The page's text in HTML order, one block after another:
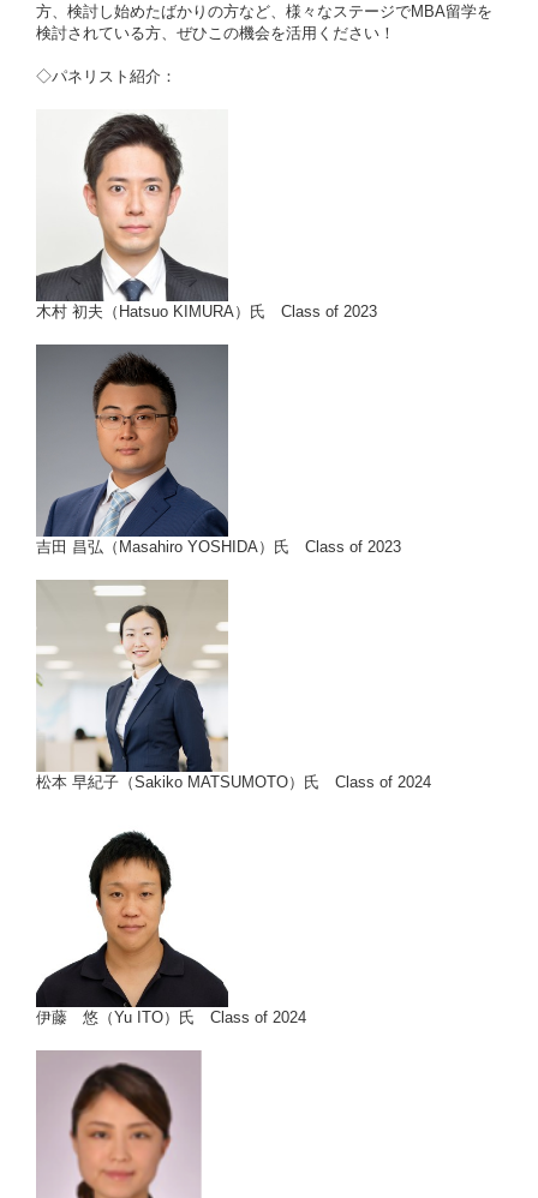
方、検討し始めたばかりの方など、様々なステージでMBA留学を
検討されている方、ぜひこの機会を活用ください！
◇パネリスト紹介：
木村 初夫（Hatsuo KIMURA）氏 Class of 2023
吉田 昌弘（Masahiro YOSHIDA）氏 Class of 2023
松本 早紀子（Sakiko MATSUMOTO）氏 Class of 2024
伊藤 悠（Yu ITO）氏 Class of 2024